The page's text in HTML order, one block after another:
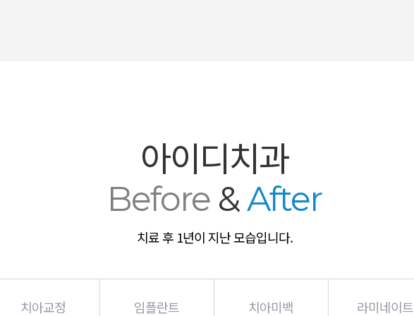
아이디치과
Before &After
치료 후 1년이 지난 모습입니다.
치아교정 임플란트 치아미백 라미네이트